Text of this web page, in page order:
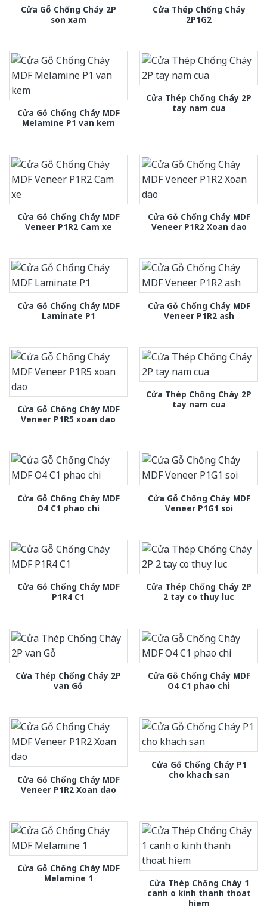
Cửa Gỗ Chống Cháy 2P
son xam
Cửa Thép Chống Cháy
2P1G2
Cửa Gỗ Chống Cháy MDF
Melamine P1 van kem
Cửa Thép Chống Cháy 2P
tay nam cua
Cửa Gỗ Chống Cháy MDF
Veneer P1R2 Cam xe
Cửa Gỗ Chống Cháy MDF
Veneer P1R2 Xoan dao
Cửa Gỗ Chống Cháy MDF
Laminate P1
Cửa Gỗ Chống Cháy MDF
Veneer P1R2 ash
Cửa Gỗ Chống Cháy MDF
Veneer P1R5 xoan dao
Cửa Thép Chống Cháy 2P
tay nam cua
Cửa Gỗ Chống Cháy MDF
O4 C1 phao chi
Cửa Gỗ Chống Cháy MDF
Veneer P1G1 soi
Cửa Gỗ Chống Cháy MDF
P1R4 C1
Cửa Thép Chống Cháy 2P
2 tay co thuy luc
Cửa Thép Chống Cháy 2P
van Gỗ
Cửa Gỗ Chống Cháy MDF
O4 C1 phao chi
Cửa Gỗ Chống Cháy MDF
Veneer P1R2 Xoan dao
Cửa Gỗ Chống Cháy P1
cho khach san
Cửa Gỗ Chống Cháy MDF
Melamine 1
Cửa Thép Chống Cháy 1
canh o kinh thanh thoat
hiem